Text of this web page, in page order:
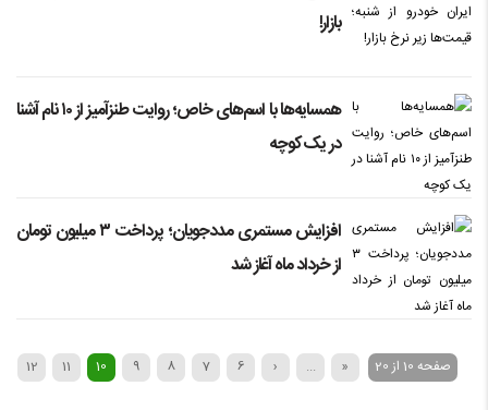
بازار!
همسایه‌ها با اسم‌های خاص؛ روایت طنزآمیز از ۱۰ نام آشنا
در یک کوچه
افزایش مستمری مددجویان؛ پرداخت ۳ میلیون تومان
از خرداد ماه آغاز شد
صفحه 10 از 20 «
...
‹
6
7
8
9
10
11
12